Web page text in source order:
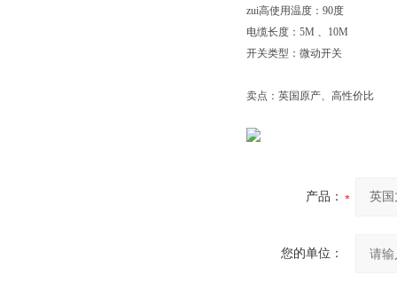
zui高使用温度：90度
电缆长度：5M 、10M
开关类型：微动开关
卖点：英国原产、高性价比
产品：
您的单位：